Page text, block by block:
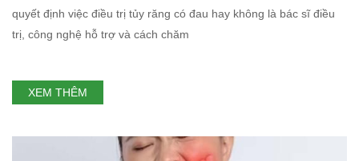
quyết định việc điều trị tủy răng có đau hay không là bác sĩ điều
trị, công nghệ hỗ trợ và cách chăm
XEM THÊM